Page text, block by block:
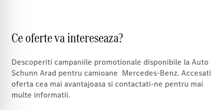
Ce oferte va intereseaza?
Descoperiti campaniile promotionale disponibile la Auto
Schunn Arad pentru camioane Mercedes-Benz. Accesati
oferta cea mai avantajoasa si contactati-ne pentru mai
multe informatii.